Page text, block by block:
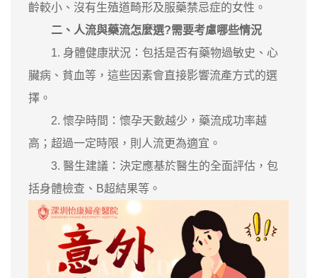
齡較小、沒有生殖道畸形及服藥禁忌症的女性。
‌二、人流與藥流怎麼選?需要考慮哪些情況
‌1. 身體健康狀況‌：包括是否有藥物過敏史、心
臟病、貧血等，這些因素會直接影響流產方式的選
擇。
‌2. 懷孕時間‌：懷孕天數越少，藥流成功率越
高；超過一定時限，則人流更為適宜。
‌3. 醫生建議‌：決定應基於醫生的全面評估，包
括身體檢查、B超結果等。